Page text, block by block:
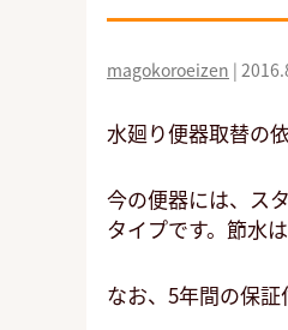
magokoroeizen |
水廻り便器取替の
今の便器には、ス
タイプです。節水
なお、5年間の保証